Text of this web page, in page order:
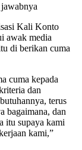
Kali Konto
awak media
di berikan cuma
cuma kepada
dan
terus
bagaimana, dan
itu supaya kami
kami,”